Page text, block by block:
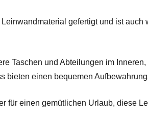
gefertigt und ist
Taschen und Abteilungen im
einen bequemen
für einen gemütlichen Urlaub, diese